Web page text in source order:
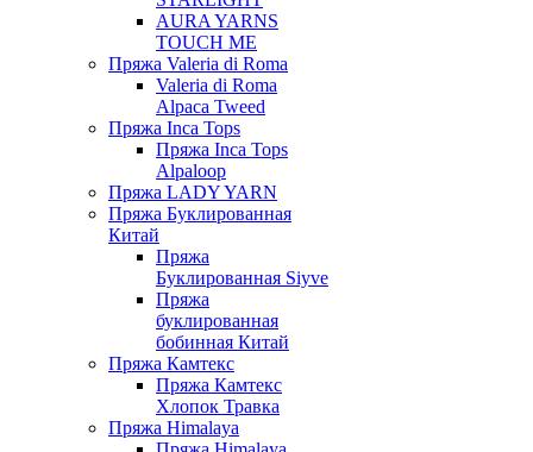
AURA YARNS
TOUCH ME
Пряжа Valeria di Roma
Valeria di Roma
Alpaca Tweed
Пряжа Inca Tops
Пряжа Inca Tops
Alpaloop
Пряжа LADY YARN
Пряжа Буклированная
Китай
Пряжа
Буклированная Siyve
Пряжа
буклированная
бобинная Китай
Пряжа Камтекс
Пряжа Камтекс
Хлопок Травка
Пряжа Himalaya